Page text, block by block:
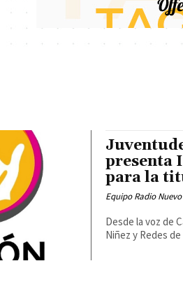
presenta
para la
Equipo Radio
Desde la voz de
Niñez y Redes